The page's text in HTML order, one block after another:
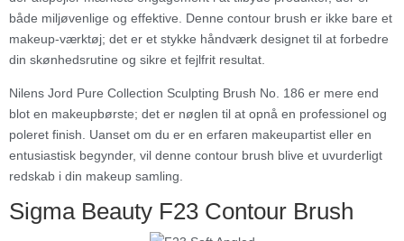
både miljøvenlige og effektive. Denne contour brush er ikke bare et
makeup-værktøj; det er et stykke håndværk designet til at forbedre
din skønhedsrutine og sikre et fejlfrit resultat.
Nilens Jord Pure Collection Sculpting Brush No. 186 er mere end
blot en makeupbørste; det er nøglen til at opnå en professionel og
poleret finish. Uanset om du er en erfaren makeupartist eller en
entusiastisk begynder, vil denne contour brush blive et uvurderligt
redskab i din makeup samling.
Sigma Beauty F23 Contour Brush